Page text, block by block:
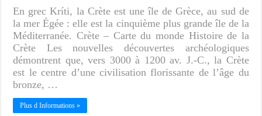
En grec Kríti, la Crète est une île de Grèce, au sud de
la mer Égée : elle est la cinquième plus grande île de la
Méditerranée. Crète – Carte du monde Histoire de la
Crète Les nouvelles découvertes archéologiques
démontrent que, vers 3000 à 1200 av. J.-C., la Crète
est le centre d’une civilisation florissante de l’âge du
bronze, …
Plus d Informations »